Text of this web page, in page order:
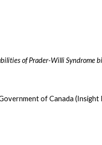
of Prader-Willi Syndrome
of Canada